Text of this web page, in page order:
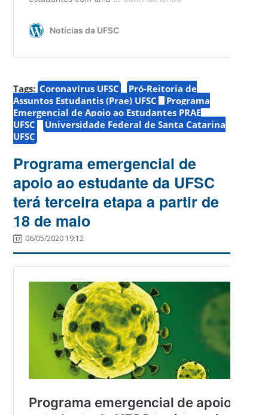
Tags: Coronavírus UFSC
Pró-Reitoria de
Assuntos Estudantis (Prae) UFSC
Programa
Emergencial de Apoio ao Estudantes PRAE
UFSC
Universidade Federal de Santa Catarina
UFSC
Programa emergencial de
apoio ao estudante da UFSC
terá terceira etapa a partir de
18 de maio
06/05/2020 19:12